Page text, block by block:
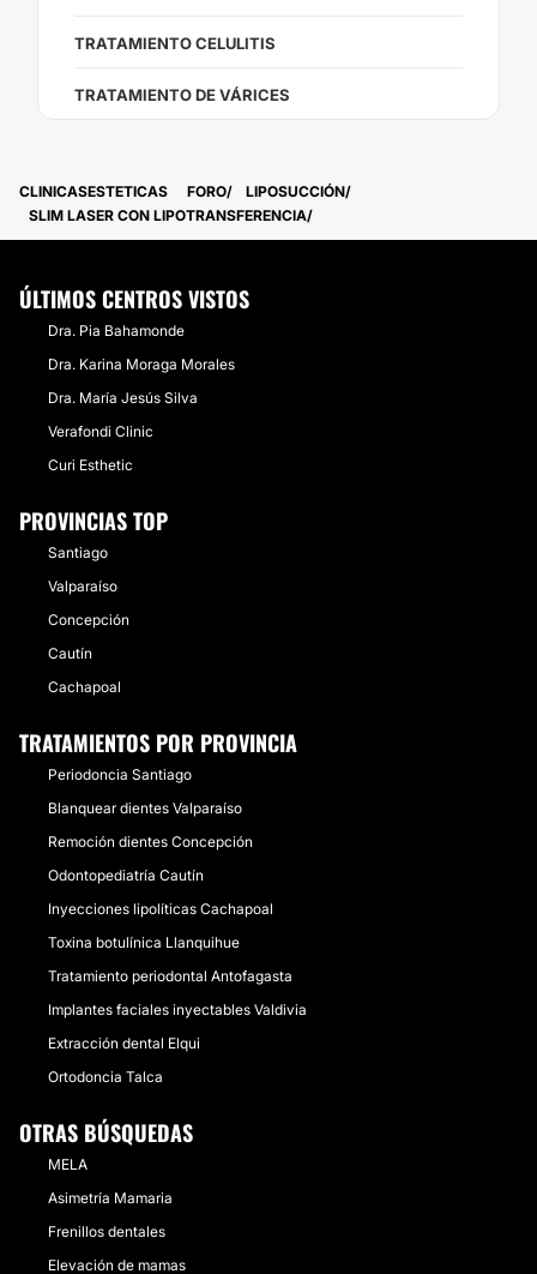
TRATAMIENTO CELULITIS
TRATAMIENTO DE VÁRICES
CLINICASESTETICAS FORO
LIPOSUCCIÓN
SLIM LASER CON LIPOTRANSFERENCIA
ÚLTIMOS CENTROS VISTOS
Dra. Pia Bahamonde
Dra. Karina Moraga Morales
Dra. María Jesús Silva
Verafondi Clinic
Curi Esthetic
PROVINCIAS TOP
Santiago
Valparaíso
Concepción
Cautín
Cachapoal
TRATAMIENTOS POR PROVINCIA
Periodoncia Santiago
Blanquear dientes Valparaíso
Remoción dientes Concepción
Odontopediatría Cautín
Inyecciones lipolíticas Cachapoal
Toxina botulínica Llanquihue
Tratamiento periodontal Antofagasta
Implantes faciales inyectables Valdivia
Extracción dental Elqui
Ortodoncia Talca
OTRAS BÚSQUEDAS
MELA
Asimetría Mamaria
Frenillos dentales
Elevación de mamas